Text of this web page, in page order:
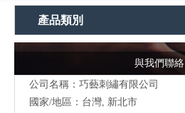
產品類別
與我們聯絡
公司名稱：巧藝刺繡有限公司
國家/地區：台灣, 新北市